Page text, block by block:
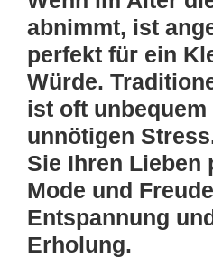
abnimmt, ist
perfekt für ein
Würde.
ist oft
unnötigen
Sie Ihren Lieben
Mode und
Entspannung
Erholung.